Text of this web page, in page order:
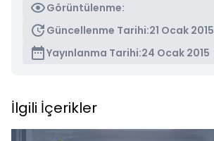
Görüntülenme:
Güncellenme Tarihi:21 Ocak 2015
Yayınlanma Tarihi:24 Ocak 2015
İlgili İçerikler